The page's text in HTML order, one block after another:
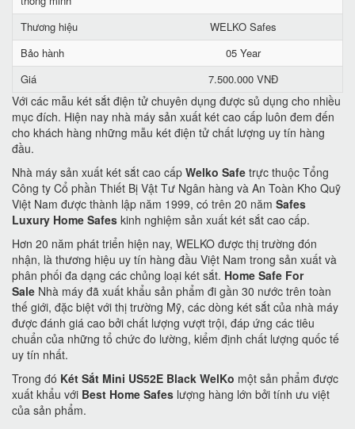
Thương hiệu
WELKO Safes
Bảo hành
05 Year
Giá
7.500.000 VNĐ
Với các mẫu két sắt điện tử chuyên dụng được sủ dụng cho nhiều
mục đích. Hiện nay nhà máy sản xuất két cao cấp luôn đem đến
cho khách hàng những mẫu két điện tử chất lượng uy tín hàng
đầu.
Nhà máy sản xuất két sắt cao cấp Welko Safe trực thuộc Tổng
Công ty Cổ phần Thiết Bị Vật Tư Ngân hàng và An Toàn Kho Quỹ
Việt Nam được thành lập năm 1999, có trên 20 năm Safes
Luxury Home Safes kinh nghiệm sản xuất két sắt cao cấp.
Hơn 20 năm phát triển hiện nay, WELKO được thị trường đón
nhận, là thương hiệu uy tín hàng đầu Việt Nam trong sản xuất và
phân phối đa dạng các chủng loại két sắt. Home Safe For
Sale Nhà máy đã xuất khẩu sản phẩm đi gần 30 nước trên toàn
thế giới, đặc biệt với thị trường Mỹ, các dòng két sắt của nhà máy
được đánh giá cao bởi chất lượng vượt trội, đáp ứng các tiêu
chuẩn của những tổ chức đo lường, kiểm định chất lượng quốc tế
uy tín nhất.
Trong đó Két Sắt Mini US52E Black WelKo một sản phẩm được
xuất khẩu với Best Home Safes lượng hàng lớn bởi tính ưu việt
của sản phẩm.